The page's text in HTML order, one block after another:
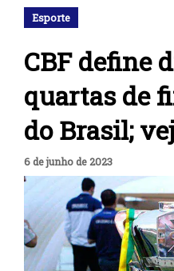
Esporte
CBF define
quartas de
do Brasil;
6 de junho de 2023